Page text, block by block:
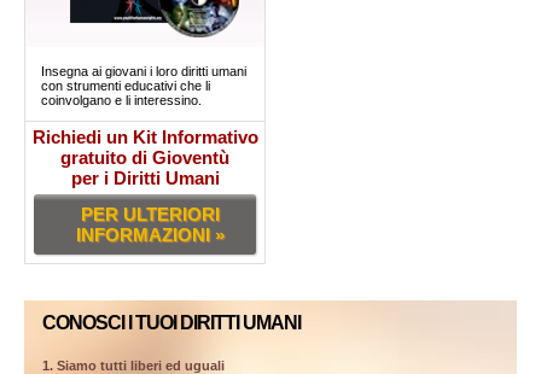
Insegna ai giovani i loro diritti umani
con strumenti educativi che li
coinvolgano e li interessino.
Richiedi un Kit Informativo
gratuito di Gioventù
per i Diritti Umani
PER ULTERIORI
INFORMAZIONI »
CONOSCI I TUOI DIRITTI UMANI
1. Siamo tutti liberi ed uguali